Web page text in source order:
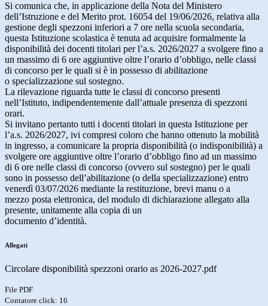
Si comunica che, in applicazione della Nota del Ministero
dell’Istruzione e del Merito prot. 16054 del 19/06/2026, relativa alla
gestione degli spezzoni inferiori a 7 ore nella scuola secondaria,
questa Istituzione scolastica è tenuta ad acquisire formalmente la
disponibilità dei docenti titolari per l’a.s. 2026/2027 a svolgere fino a
un massimo di 6 ore aggiuntive oltre l’orario d’obbligo, nelle classi
di concorso per le quali si è in possesso di abilitazione
o specializzazione sul sostegno.
La rilevazione riguarda tutte le classi di concorso presenti
nell’Istituto, indipendentemente dall’attuale presenza di spezzoni
orari.
Si invitano pertanto tutti i docenti titolari in questa Istituzione per
l’a.s. 2026/2027, ivi compresi coloro che hanno ottenuto la mobilità
in ingresso, a comunicare la propria disponibilità (o indisponibilità) a
svolgere ore aggiuntive oltre l’orario d’obbligo fino ad un massimo
di 6 ore nelle classi di concorso (ovvero sul sostegno) per le quali
sono in possesso dell’abilitazione (o della specializzazione) entro
venerdì 03/07/2026 mediante la restituzione, brevi manu o a
mezzo posta elettronica, del modulo di dichiarazione allegato alla
presente, unitamente alla copia di un
documento d’identità.
Allegati
Circolare disponibilità spezzoni orario as 2026-2027.pdf
File PDF
Contatore click: 16